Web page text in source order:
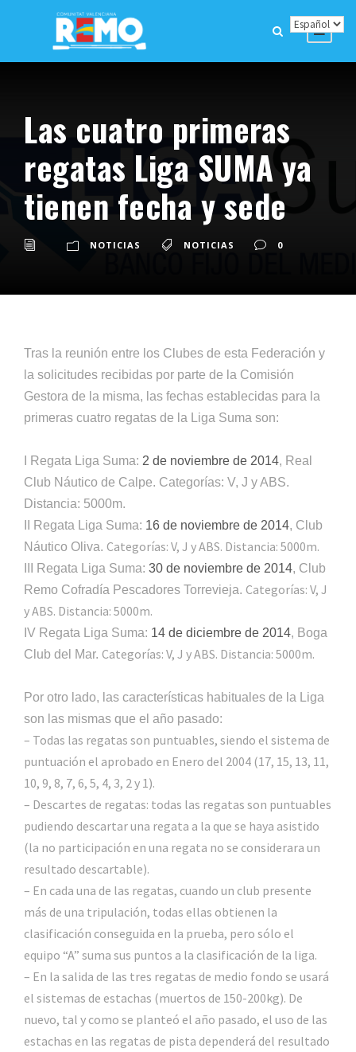
Las cuatro primeras
regatas Liga SUMA ya
tienen fecha y sede
NOTICIAS NOTICIAS 0
Tras la reunión entre los Clubes de esta Federación y
la solicitudes recibidas por parte de la Comisión
Gestora de la misma, las fechas establecidas para la
primeras cuatro regatas de la Liga Suma son:
I Regata Liga Suma: 2 de noviembre de 2014, Real
Club Náutico de Calpe. Categorías: V, J y ABS.
Distancia: 5000m.
II Regata Liga Suma: 16 de noviembre de 2014, Club
Náutico Oliva. Categorías: V, J y ABS. Distancia: 5000m.
III Regata Liga Suma: 30 de noviembre de 2014, Club
Remo Cofradía Pescadores Torrevieja. Categorías: V, J
y ABS. Distancia: 5000m.
IV Regata Liga Suma: 14 de diciembre de 2014, Boga
Club del Mar. Categorías: V, J y ABS. Distancia: 5000m.
Por otro lado, las características habituales de la Liga
son las mismas que el año pasado:
– Todas las regatas son puntuables, siendo el sistema de
puntuación el aprobado en Enero del 2004 (17, 15, 13, 11,
10, 9, 8, 7, 6, 5, 4, 3, 2 y 1).
– Descartes de regatas: todas las regatas son puntuables
pudiendo descartar una regata a la que se haya asistido
(la no participación en una regata no se considerara un
resultado descartable).
– En cada una de las regatas, cuando un club presente
más de una tripulación, todas ellas obtienen la
clasificación conseguida en la prueba, pero sólo el
equipo “A” suma sus puntos a la clasificación de la liga.
– En la salida de las tres regatas de medio fondo se usará
el sistemas de estachas (muertos de 150-200kg). De
nuevo, tal y como se planteó el año pasado, el uso de las
estachas en las regatas de pista dependerá del resultado